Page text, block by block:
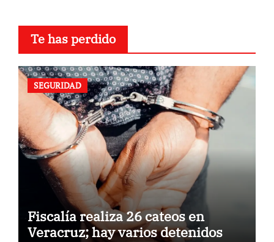
Te has perdido
SEGURIDAD
Fiscalía realiza 26 cateos en
Veracruz; hay varios detenidos